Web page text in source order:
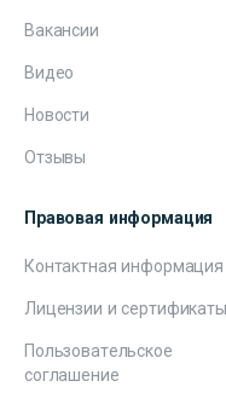
Вакансии
Видео
Новости
Отзывы
Правовая информация
Контактная информация
Лицензии и сертификаты
Пользовательское
соглашение